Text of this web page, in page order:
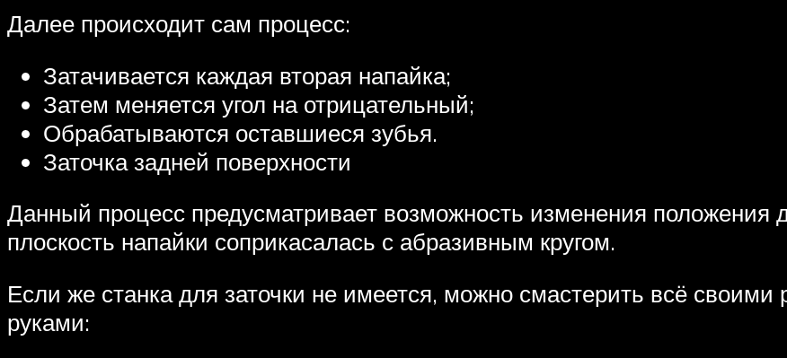
Далее происходит сам процесс:
Затачивается каждая вторая напайка;
Затем меняется угол на отрицательный;
Обрабатываются оставшиеся зубья.
Заточка задней поверхности
Данный процесс предусматривает возможность изменения положения
плоскость напайки соприкасалась с абразивным кругом.
Если же станка для заточки не имеется, можно смастерить всё своими
руками: